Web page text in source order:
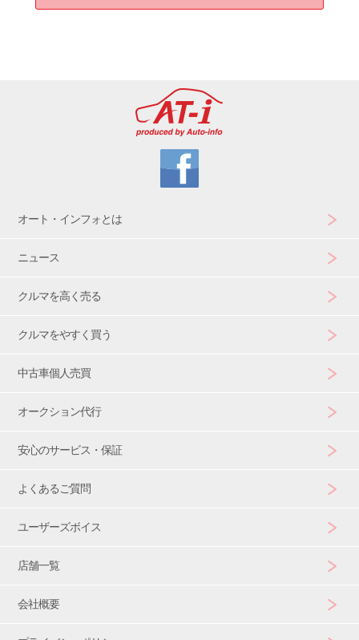
オート・インフォとは
ニュース
クルマを高く売る
クルマをやすく買う
中古車個人売買
オークション代行
安心のサービス・保証
よくあるご質問
ユーザーズボイス
店舗一覧
会社概要